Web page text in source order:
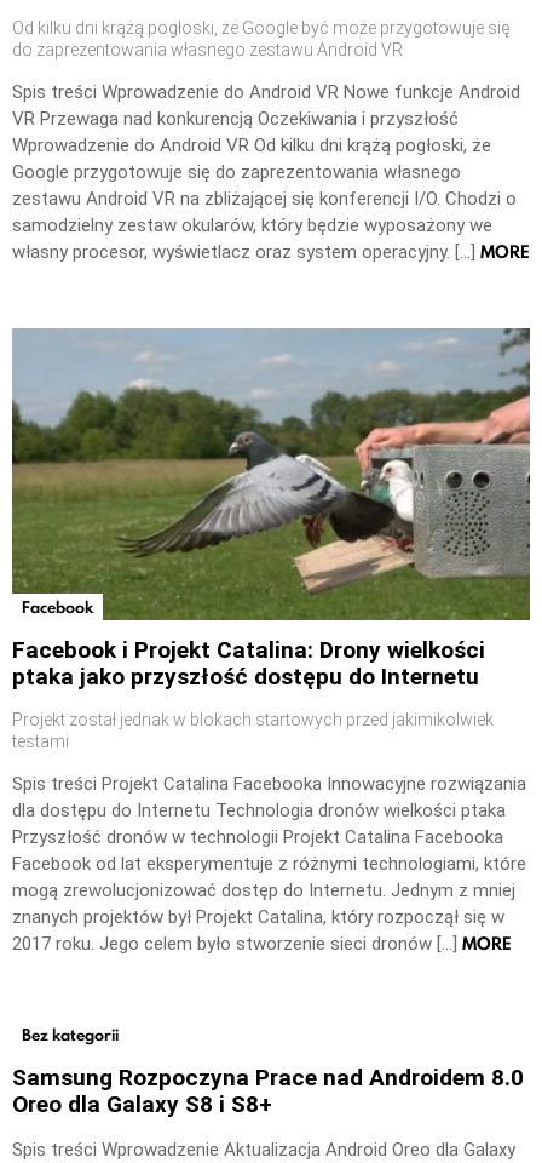
Od kilku dni krążą pogłoski, że Google być może przygotowuje się
do zaprezentowania własnego zestawu Android VR
Spis treści Wprowadzenie do Android VR Nowe funkcje Android
VR Przewaga nad konkurencją Oczekiwania i przyszłość
Wprowadzenie do Android VR Od kilku dni krążą pogłoski, że
Google przygotowuje się do zaprezentowania własnego
zestawu Android VR na zbliżającej się konferencji I/O. Chodzi o
samodzielny zestaw okularów, który będzie wyposażony we
własny procesor, wyświetlacz oraz system operacyjny. […] MORE
Facebook
Facebook i Projekt Catalina: Drony wielkości
ptaka jako przyszłość dostępu do Internetu
Projekt został jednak w blokach startowych przed jakimikolwiek
testami
Spis treści Projekt Catalina Facebooka Innowacyjne rozwiązania
dla dostępu do Internetu Technologia dronów wielkości ptaka
Przyszłość dronów w technologii Projekt Catalina Facebooka
Facebook od lat eksperymentuje z różnymi technologiami, które
mogą zrewolucjonizować dostęp do Internetu. Jednym z mniej
znanych projektów był Projekt Catalina, który rozpoczął się w
2017 roku. Jego celem było stworzenie sieci dronów […] MORE
Bez kategorii
Samsung Rozpoczyna Prace nad Androidem 8.0
Oreo dla Galaxy S8 i S8+
Spis treści Wprowadzenie Aktualizacja Android Oreo dla Galaxy